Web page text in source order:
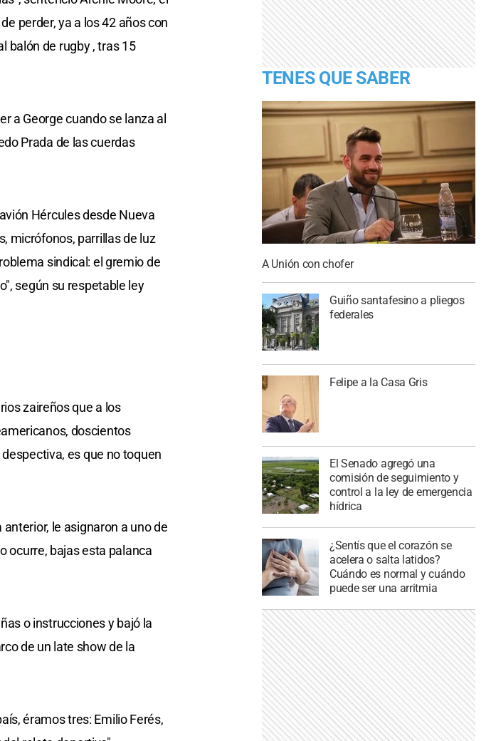
perder, ya a los 42 años con
balón de rugby , tras 15
a George cuando se lanza al
Prada de las cuerdas
Hércules desde Nueva
micrófonos, parrillas de luz
sindical: el gremio de
según su respetable ley
zaireños que a los
doscientos
es que no toquen
le asignaron a uno de
ocurre, bajas esta palanca
o instrucciones y bajó la
de un late show de la
éramos tres: Emilio Ferés,
TENES QUE SABER
A Unión con chofer
Guiño santafesino a pliegos
federales
Felipe a la Casa Gris
El Senado agregó una
comisión de seguimiento y
control a la ley de emergencia
hídrica
¿Sentís que el corazón se
acelera o salta latidos?
Cuándo es normal y cuándo
puede ser una arritmia